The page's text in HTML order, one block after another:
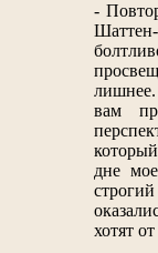
-
лишнее.
вам
дне
хотят